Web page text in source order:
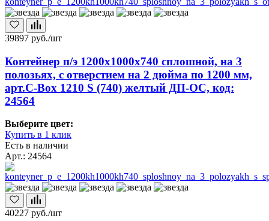
39897 руб./шт
Контейнер п/э 1200х1000х740 сплошной, на 3
полозьях, с отверстием на 2 дюйма по 1200 мм,
арт.C-Box 1210 S (740) желтый ДП-ОС, код:
24564
Выберите цвет:
Купить в 1 клик
Есть в наличии
Арт.: 24564
40227 руб./шт